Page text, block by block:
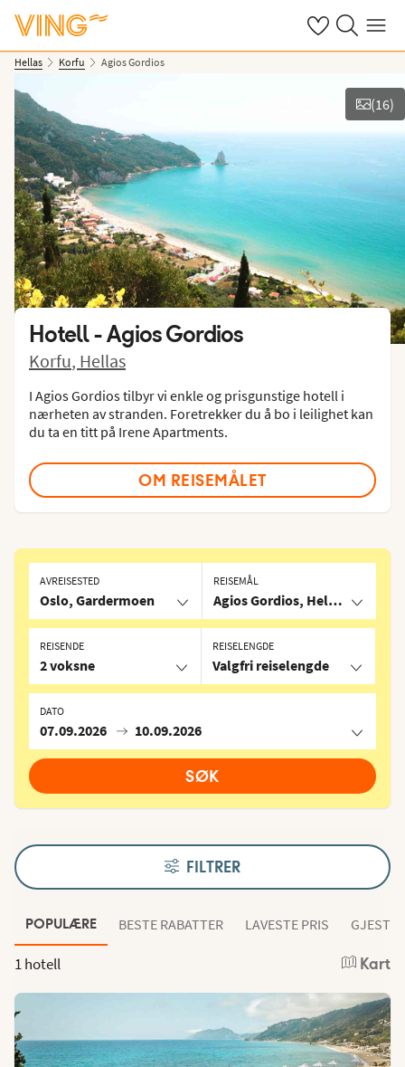
Se dine sparte
Søk påMeny
Hellas Korfu Agios Gordios
Vis bilder
(16)
Hotell -Agios Gordios
Korfu, Hellas
I Agios Gordios tilbyr vi enkle og prisgunstige hotell i
nærheten av stranden. Foretrekker du å bo i leilighet kan
du ta en titt på Irene Apartments.
OM REISEMÅLET
AVREISESTED
Oslo, Gardermoen
REISEMÅL
Agios Gordios, Hellas
REISELENGDE
Valgfri reiselengde
DATO
07.09.2026 10.09.2026
REISENDE
2 voksne
SØK
FILTRER
POPULÆRE BESTE RABATTER LAVESTE PRIS
1 hotell Kart